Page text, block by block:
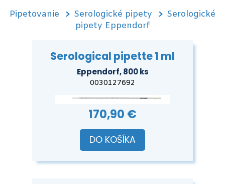
Pipetovanie Serologické pipety
Serologické
pipety Eppendorf
Serological pipette 1 ml
Eppendorf, 800 ks
0030127692
170,90 €
DO KOŠÍKA